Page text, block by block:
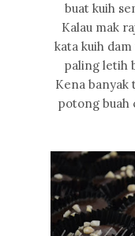
buat kuih
Kalau mak
kata kuih
paling letih
Kena banyak
potong buah